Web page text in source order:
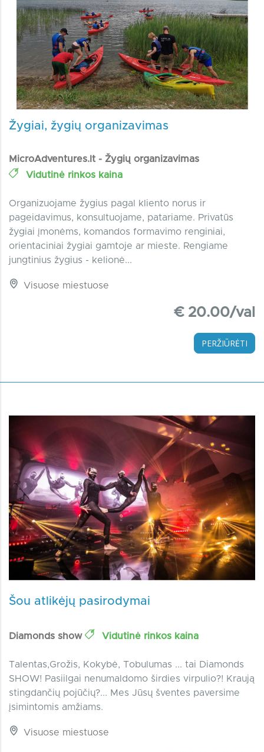
Žygiai, žygių organizavimas
MicroAdventures.lt - Žygių organizavimas
Vidutinė rinkos kaina
Organizuojame žygius pagal kliento norus ir
pageidavimus, konsultuojame, patariame. Privatūs
žygiai įmonėms, komandos formavimo renginiai,
orientaciniai žygiai gamtoje ar mieste. Rengiame
jungtinius žygius - kelionė...
Visuose miestuose
€ 20.00/val
PERŽIŪRĖTI
Šou atlikėjų pasirodymai
Diamonds show Vidutinė rinkos kaina
Talentas,Grožis, Kokybė, Tobulumas ... tai Diamonds
SHOW! Pasiilgai nenumaldomo širdies virpulio?! Kraują
stingdančių pojūčių?... Mes Jūsų šventes paversime
įsimintomis amžiams.
Visuose miestuose